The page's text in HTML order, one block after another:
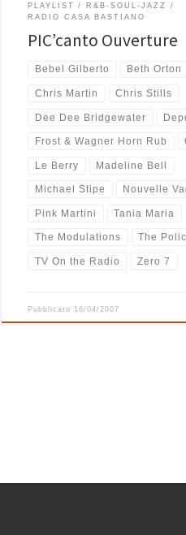
PLAYLIST
R&B-SOUL-JAZZ
RADIO CASA BASTIANO
PIC’canto Ouverture
Bebel Gilberto Beth Orton
Chris Martin Chris Stills
Dee Dee Bridgewater
Frost & Wagner Horn Rub
Le Berry Madeline Bell
Michael Stipe Nouvelle
Pink Martini Tania Maria
The Modulations The
TV On the Radio Zero 7
Pubblicato 16/04/2007